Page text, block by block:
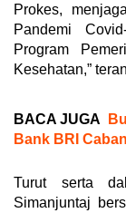
Prokes,
Pandemi
Program
Kesehatan,”
BACA JUGA
Bank BRI
Turut serta
Simanjuntaj